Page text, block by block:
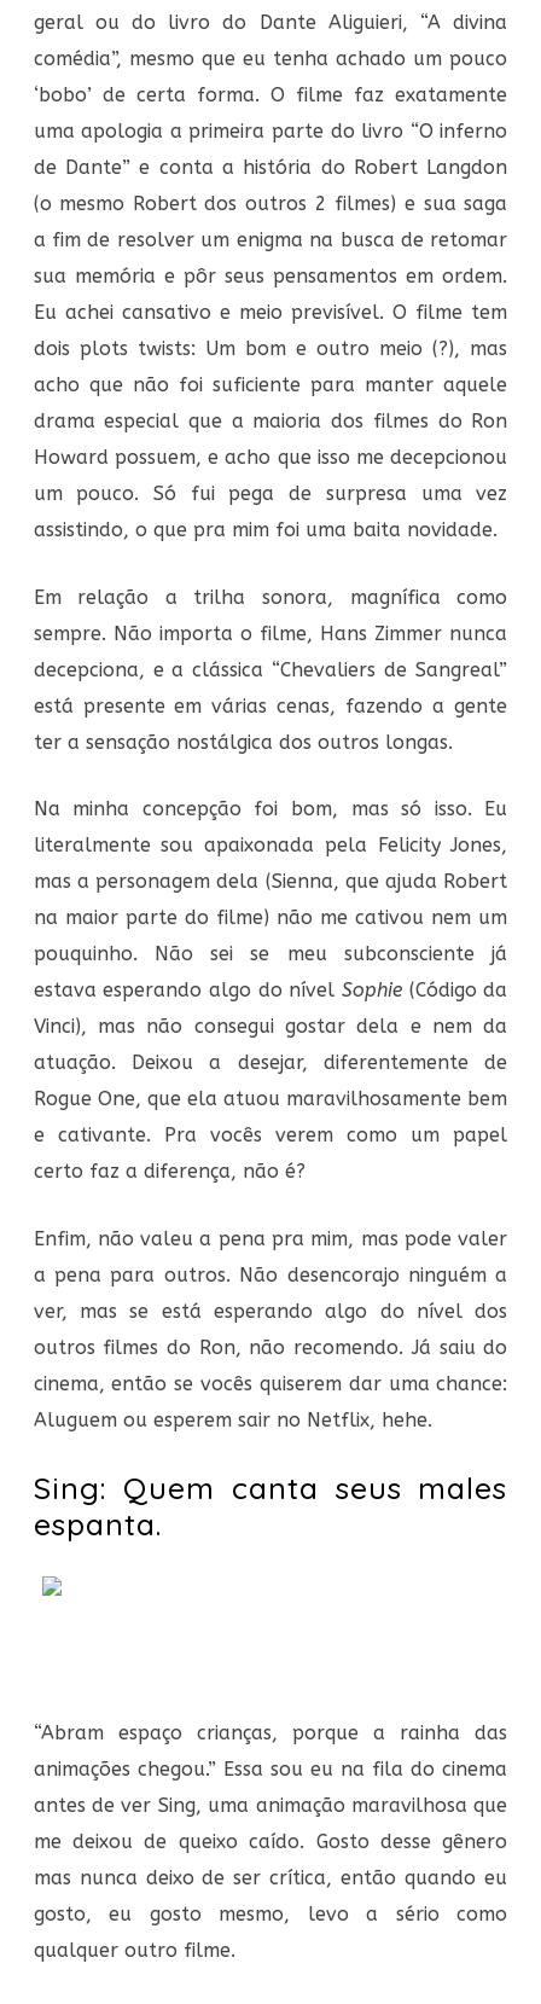
geral ou do livro do Dante Aliguieri, “A divina
comédia”, mesmo que eu tenha achado um pouco
‘bobo’ de certa forma. O filme faz exatamente
uma apologia a primeira parte do livro “O inferno
de Dante” e conta a história do Robert Langdon
(o mesmo Robert dos outros 2 filmes) e sua saga
a fim de resolver um enigma na busca de retomar
sua memória e pôr seus pensamentos em ordem.
Eu achei cansativo e meio previsível. O filme tem
dois plots twists: Um bom e outro meio (?), mas
acho que não foi suficiente para manter aquele
drama especial que a maioria dos filmes do Ron
Howard possuem, e acho que isso me decepcionou
um pouco. Só fui pega de surpresa uma vez
assistindo, o que pra mim foi uma baita novidade.
Em relação a trilha sonora, magnífica como
sempre. Não importa o filme, Hans Zimmer nunca
decepciona, e a clássica “Chevaliers de Sangreal”
está presente em várias cenas, fazendo a gente
ter a sensação nostálgica dos outros longas.
Na minha concepção foi bom, mas só isso. Eu
literalmente sou apaixonada pela Felicity Jones,
mas a personagem dela (Sienna, que ajuda Robert
na maior parte do filme) não me cativou nem um
pouquinho. Não sei se meu subconsciente já
estava esperando algo do nívelSophie (Código da
Vinci), mas não consegui gostar dela e nem da
atuação. Deixou a desejar, diferentemente de
Rogue One, que ela atuou maravilhosamente bem
e cativante. Pra vocês verem como um papel
certo faz a diferença, não é?
Enfim, não valeu a pena pra mim, mas pode valer
a pena para outros. Não desencorajo ninguém a
ver, mas se está esperando algo do nível dos
outros filmes do Ron, não recomendo. Já saiu do
cinema, então se vocês quiserem dar uma chance:
Aluguem ou esperem sair no Netflix, hehe.
Sing: Quem canta seus males
espanta.
“Abram espaço crianças, porque a rainha das
animações chegou.” Essa sou eu na fila do cinema
antes de ver Sing, uma animação maravilhosa que
me deixou de queixo caído. Gosto desse gênero
mas nunca deixo de ser crítica, então quando eu
gosto, eu gosto mesmo, levo a sério como
qualquer outro filme.